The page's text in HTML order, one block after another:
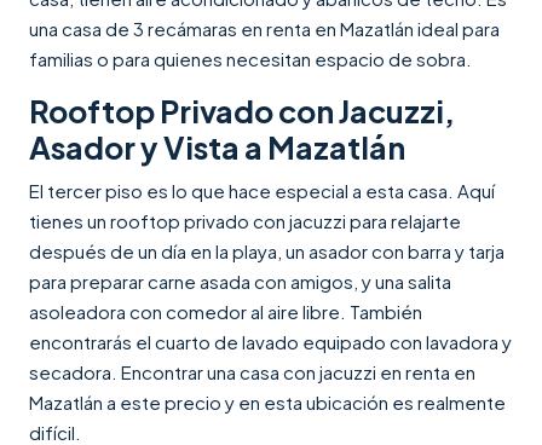
una casa de 3 recámaras en renta en Mazatlán ideal para
familias o para quienes necesitan espacio de sobra.
Rooftop Privado con Jacuzzi,
Asador y Vista a Mazatlán
El tercer piso es lo que hace especial a esta casa. Aquí
tienes un rooftop privado con jacuzzi para relajarte
después de un día en la playa, un asador con barra y tarja
para preparar carne asada con amigos, y una salita
asoleadora con comedor al aire libre. También
encontrarás el cuarto de lavado equipado con lavadora y
secadora. Encontrar una casa con jacuzzi en renta en
Mazatlán a este precio y en esta ubicación es realmente
difícil.